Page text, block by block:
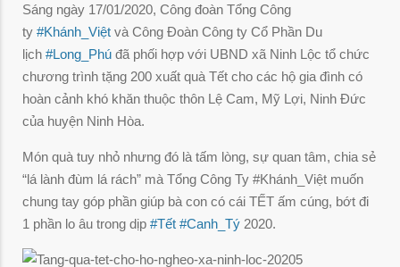
Sáng ngày 17/01/2020, Công đoàn Tổng Công
ty #Khánh_Việt và Công Đoàn Công ty Cổ Phần Du
lịch #Long_Phú đã phối hợp với UBND xã Ninh Lộc tổ chức
chương trình tặng 200 xuất quà Tết cho các hộ gia đình có
hoàn cảnh khó khăn thuộc thôn Lệ Cam, Mỹ Lợi, Ninh Đức
của huyện Ninh Hòa.
Món quà tuy nhỏ nhưng đó là tấm lòng, sự quan tâm, chia sẻ
“lá lành đùm lá rách” mà Tổng Công Ty #Khánh_Việt muốn
chung tay góp phần giúp bà con có cái TẾT ấm cúng, bớt đi
1 phần lo âu trong dịp #Tết #Canh_Tý 2020.